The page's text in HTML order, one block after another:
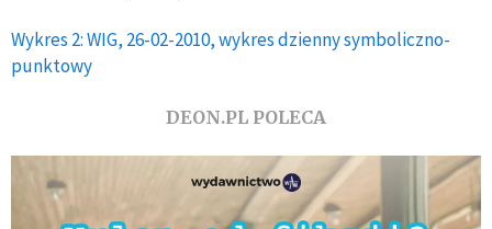
Wykres 2: WIG, 26-02-2010, wykres dzienny symboliczno-
punktowy
DEON.PL POLECA